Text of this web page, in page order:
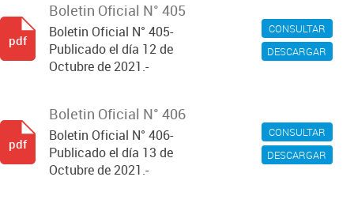
CONSULTAR
DESCARGAR
Boletin Oficial N° 405
Boletin Oficial N° 405-
Publicado el día 12 de
Octubre de 2021.-
pdf
CONSULTAR
DESCARGAR
Boletin Oficial N° 406
Boletin Oficial N° 406-
Publicado el día 13 de
Octubre de 2021.-
pdf